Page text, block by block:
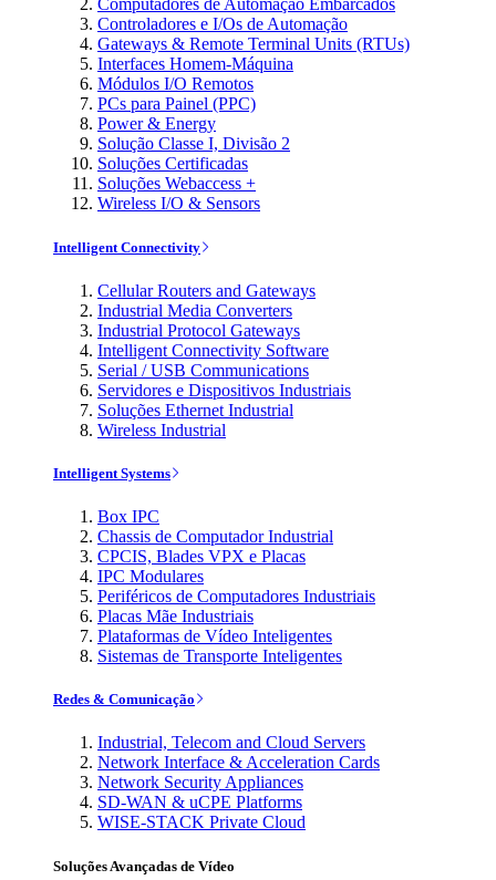
Computadores de Automação Embarcados
Controladores e I/Os de Automação
Gateways & Remote Terminal Units (RTUs)
Interfaces Homem-Máquina
Módulos I/O Remotos
PCs para Painel (PPC)
Power & Energy
Solução Classe I, Divisão 2
Soluções Certificadas
Soluções Webaccess +
Wireless I/O & Sensors
Intelligent Connectivity
Cellular Routers and Gateways
Industrial Media Converters
Industrial Protocol Gateways
Intelligent Connectivity Software
Serial / USB Communications
Servidores e Dispositivos Industriais
Soluções Ethernet Industrial
Wireless Industrial
Intelligent Systems
Box IPC
Chassis de Computador Industrial
CPCIS, Blades VPX e Placas
IPC Modulares
Periféricos de Computadores Industriais
Placas Mãe Industriais
Plataformas de Vídeo Inteligentes
Sistemas de Transporte Inteligentes
Redes & Comunicação
Industrial, Telecom and Cloud Servers
Network Interface & Acceleration Cards
Network Security Appliances
SD-WAN & uCPE Platforms
WISE-STACK Private Cloud
Soluções Avançadas de Vídeo